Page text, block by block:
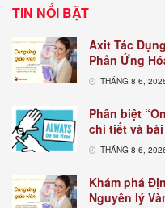
TIN NỔI BẬT
Axit Tác
Phản Ứng
THÁNG 8 6,
Phân biệt
chi tiết và
THÁNG 8 6,
Khám phá
Nguyên lý